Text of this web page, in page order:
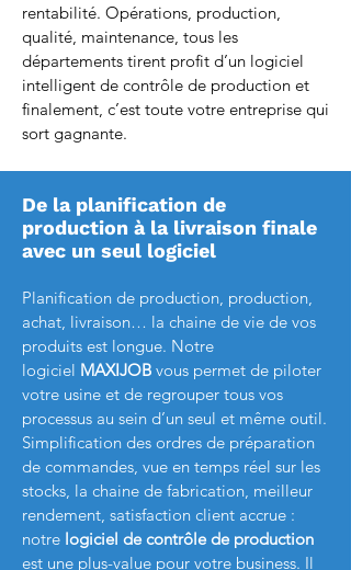
rentabilité. Opérations, production,
qualité, maintenance, tous les
départements tirent profit d’un logiciel
intelligent de contrôle de production et
finalement, c’est toute votre entreprise qui
sort gagnante.
De la planification de
production à la livraison finale
avec un seul logiciel
Planification de production, production,
achat, livraison… la chaine de vie de vos
produits est longue. Notre
logiciel MAXIJOB vous permet de piloter
votre usine et de regrouper tous vos
processus au sein d’un seul et même outil.
Simplification des ordres de préparation
de commandes, vue en temps réel sur les
stocks, la chaine de fabrication, meilleur
rendement, satisfaction client accrue :
notre logiciel de contrôle de production
est une plus-value pour votre business. Il